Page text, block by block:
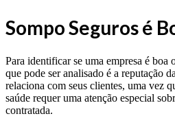
Sompo Seguros é
Para identificar se uma empresa é boa
que pode ser analisado é a reputação
relaciona com seus clientes, uma vez
saúde requer uma atenção especial
contratada.